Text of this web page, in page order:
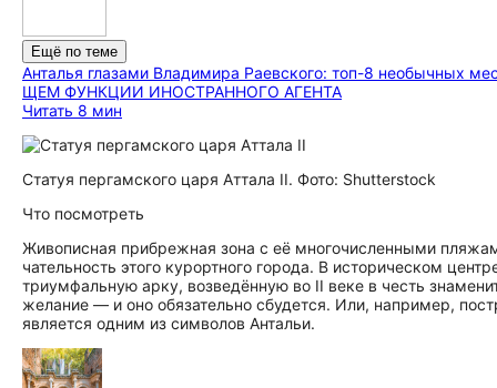
Ещё по теме
Анталья глазами Владимира Раевского: топ-8 необычных
ЩЕМ ФУНК­ЦИИ ИНО­СТРАН­НО­ГО АГЕН­ТА
Читать 8 мин
Статуя пергамского царя Аттала II. Фото: Shutterstock
Что посмотреть
Живописная прибрежная зона с её многочисленными
ча­тель­но­сть этого курортного города. В историческом
триумфальную арку, возведённую во II веке в честь
желание — и оно обязательно сбудется. Или, например,
является одним из символов Антальи.